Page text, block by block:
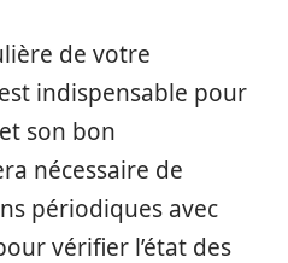
de votre
indispensable pour
son bon
nécessaire de
périodiques avec
vérifier l’état des